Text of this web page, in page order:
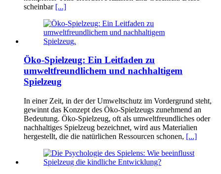
scheinbar [...]
Öko-Spielzeug: Ein Leitfaden zu
umweltfreundlichem und nachhaltigem
Spielzeug
In einer Zeit, in der der Umweltschutz im Vordergrund steht,
gewinnt das Konzept des Öko-Spielzeugs zunehmend an
Bedeutung. Öko-Spielzeug, oft als umweltfreundliches oder
nachhaltiges Spielzeug bezeichnet, wird aus Materialien
hergestellt, die die natürlichen Ressourcen schonen, [...]